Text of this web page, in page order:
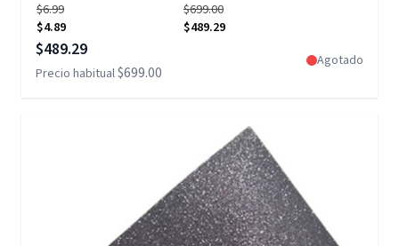
$6.99
$4.89
$699.00
$489.29
Precio especial
$489.29
Precio habitual$699.00
Agotado